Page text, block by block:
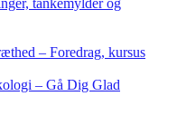
tankemylder og
– Foredrag, kursus
– Gå Dig Glad